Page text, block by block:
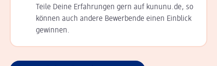
Teile Deine Erfahrungen gern auf kununu.de, so
können auch andere Bewerbende einen Einblick
gewinnen.